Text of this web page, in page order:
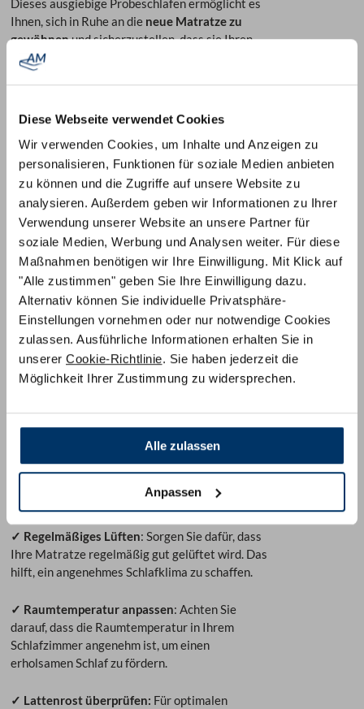
Diese Webseite verwendet Cookies
Wir verwenden Cookies, um Inhalte und Anzeigen zu
personalisieren, Funktionen für soziale Medien anbieten
zu können und die Zugriffe auf unsere Website zu
analysieren. Außerdem geben wir Informationen zu Ihrer
Verwendung unserer Website an unsere Partner für
soziale Medien, Werbung und Analysen weiter. Für diese
Maßnahmen benötigen wir Ihre Einwilligung. Mit Klick auf
"Alle zustimmen" geben Sie Ihre Einwilligung dazu.
Alternativ können Sie individuelle Privatsphäre-
Einstellungen vornehmen oder nur notwendige Cookies
zulassen. Ausführliche Informationen erhalten Sie in
unserer Cookie-Richtlinie. Sie haben jederzeit die
Möglichkeit Ihrer Zustimmung zu widersprechen.
Alle zulassen
Anpassen
Dieses ausgiebige Probeschlafen ermöglicht es
Ihnen, sich in Ruhe an die neue Matratze zu
gewöhnenund sicherzustellen, dass sie Ihren
Bedürfnissen entspricht.
die Matratze nicht zu Ihnen passt,
können Sie
Eingewöhnungsphase
✓ Schlafgewohnheiten beibehalten:Bleiben Sie
bei Ihrem gewohnten Schlafrhythmus und den
Stabilität in der Umstellung
✓ Regelmäßiges Lüften: Sorgen Sie dafür, dass
Ihre Matratze regelmäßig gut gelüftet wird. Das
hilft, ein angenehmes Schlafklima zu schaffen.
✓ Raumtemperatur anpassen: Achten Sie
darauf, dass die Raumtemperatur in Ihrem
Schlafzimmer angenehm ist, um einen
erholsamen Schlaf zu fördern.
✓ Lattenrost überprüfen: Für optimalen